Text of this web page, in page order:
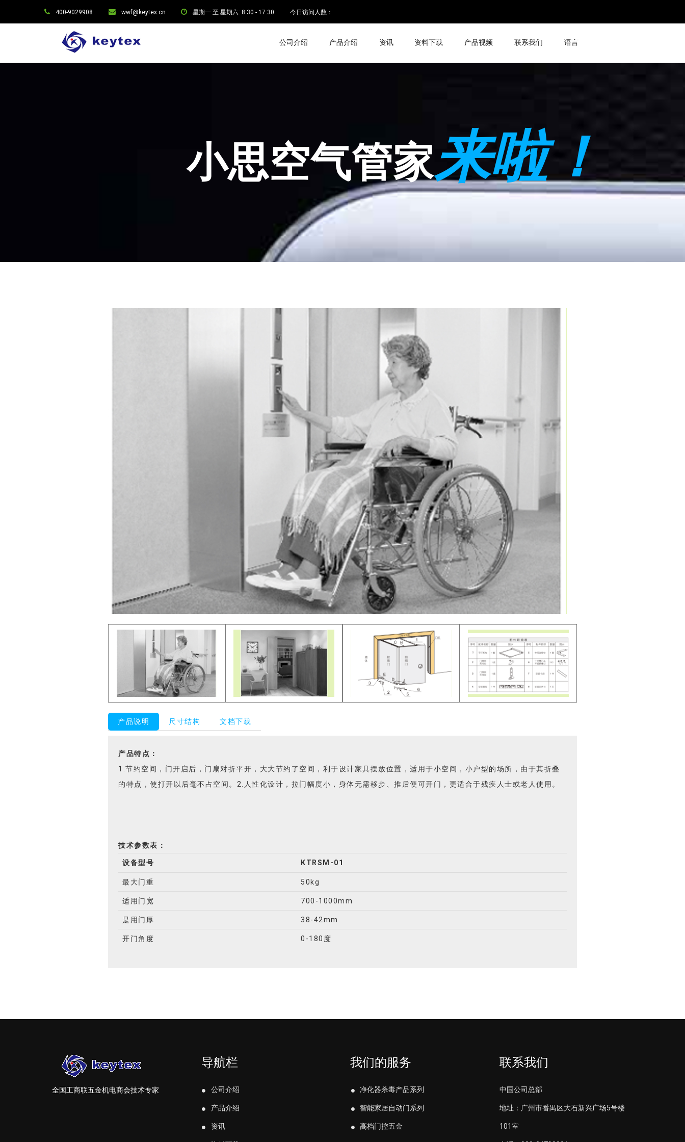
400-9029908 wwf@keytex.cn 星期一 至 星期六: 8:30 - 17:30 今日访问人数：
公司介绍 产品介绍 资讯 资料下载 产品视频 联系我们 语言
小思空气管家来啦！
产品说明 尺寸结构 文档下载
产品特点：
1.节约空间，门开启后，门扇对折平开，大大节约了空间，利于设计家具摆放位置，适用于小空间，小户型的场所，由于其折叠
的特点，使打开以后毫不占空间。2.人性化设计，拉门幅度小，身体无需移步、推后便可开门，更适合于残疾人士或老人使用。
技术参数表：
设备型号 KTRSM-01
最大门重 50kg
适用门宽 700-1000mm
是用门厚 38-42mm
开门角度 0-180度
全国工商联五金机电商会技术专家
导航栏
公司介绍
产品介绍
资讯
我们的服务
净化器杀毒产品系列
智能家居自动门系列
高档门控五金
联系我们
中国公司总部
地址：广州市番禺区大石新兴广场5号楼
101室